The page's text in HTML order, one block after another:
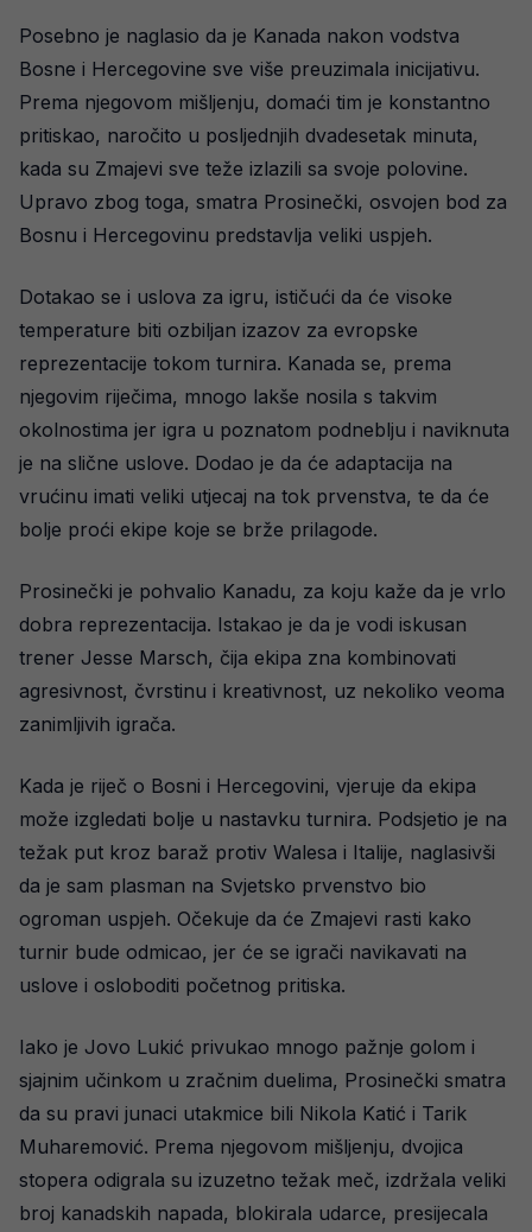
Posebno je naglasio da je Kanada nakon vodstva
Bosne i Hercegovine sve više preuzimala inicijativu.
Prema njegovom mišljenju, domaći tim je konstantno
pritiskao, naročito u posljednjih dvadesetak minuta,
kada su Zmajevi sve teže izlazili sa svoje polovine.
Upravo zbog toga, smatra Prosinečki, osvojen bod za
Bosnu i Hercegovinu predstavlja veliki uspjeh.
Dotakao se i uslova za igru, ističući da će visoke
temperature biti ozbiljan izazov za evropske
reprezentacije tokom turnira. Kanada se, prema
njegovim riječima, mnogo lakše nosila s takvim
okolnostima jer igra u poznatom podneblju i naviknuta
je na slične uslove. Dodao je da će adaptacija na
vrućinu imati veliki utjecaj na tok prvenstva, te da će
bolje proći ekipe koje se brže prilagode.
Prosinečki je pohvalio Kanadu, za koju kaže da je vrlo
dobra reprezentacija. Istakao je da je vodi iskusan
trener Jesse Marsch, čija ekipa zna kombinovati
agresivnost, čvrstinu i kreativnost, uz nekoliko veoma
zanimljivih igrača.
Kada je riječ o Bosni i Hercegovini, vjeruje da ekipa
može izgledati bolje u nastavku turnira. Podsjetio je na
težak put kroz baraž protiv Walesa i Italije, naglasivši
da je sam plasman na Svjetsko prvenstvo bio
ogroman uspjeh. Očekuje da će Zmajevi rasti kako
turnir bude odmicao, jer će se igrači navikavati na
uslove i osloboditi početnog pritiska.
Iako je Jovo Lukić privukao mnogo pažnje golom i
sjajnim učinkom u zračnim duelima, Prosinečki smatra
da su pravi junaci utakmice bili Nikola Katić i Tarik
Muharemović. Prema njegovom mišljenju, dvojica
stopera odigrala su izuzetno težak meč, izdržala veliki
broj kanadskih napada, blokirala udarce, presijecala